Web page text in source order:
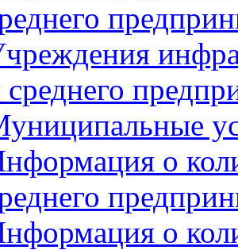
среднего
о
о